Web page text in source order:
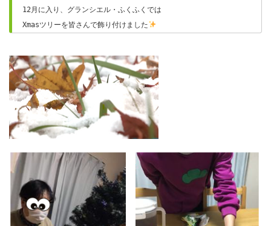
12月に入り、グランシエル・ふくふくでは
Xmasツリーを皆さんで飾り付けました